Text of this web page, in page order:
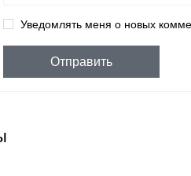
Уведомлять меня о новых
Отправить